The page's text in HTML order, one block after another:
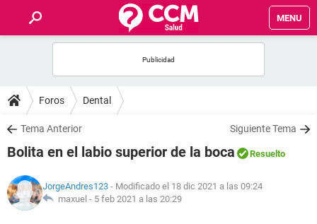
MENU
FOROS
SALUD
NUTRICIÓN
Foros Dental
Tema Anterior Siguiente Tema
Bolita en el labio superior de la boca Resuelto
JorgeAndres123 - Modificado el 18 dic 2021 a las 09:24
maxuel - 5 feb 2021 a las 20:29